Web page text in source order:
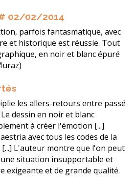
02/02/2014
parfois fantasmatique, avec
et historique est réussie. Tout
en noir et blanc épuré
les allers-retours entre passé
dessin en noir et blanc
à créer l'émotion [...]
avec tous les codes de la
[...] L'auteur montre que l'on peut
situation insupportable et
exigeante et de grande qualité.